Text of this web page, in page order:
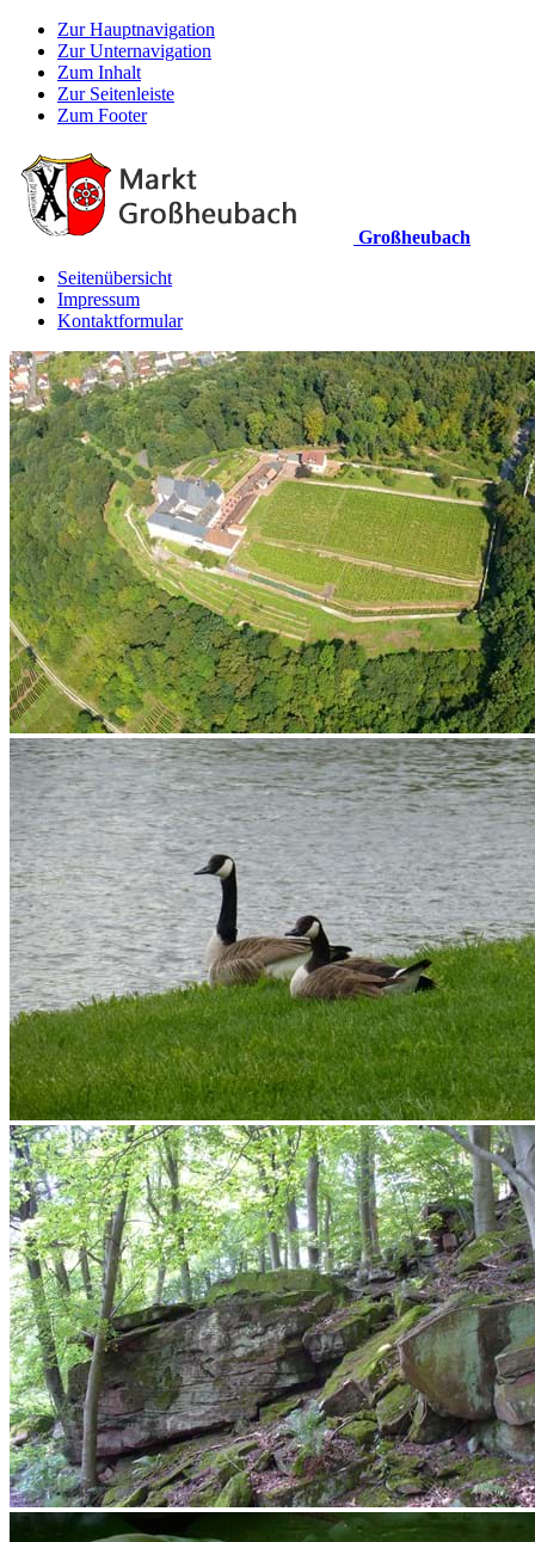
Zur Hauptnavigation
Zur Unternavigation
Zum Inhalt
Zur Seitenleiste
Zum Footer
Großheubach
Seitenübersicht
Impressum
Kontaktformular